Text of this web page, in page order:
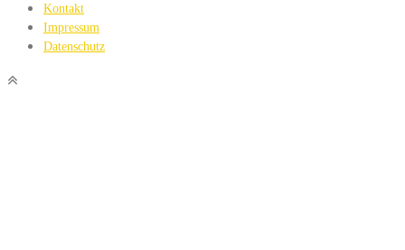
Kontakt
Impressum
Datenschutz